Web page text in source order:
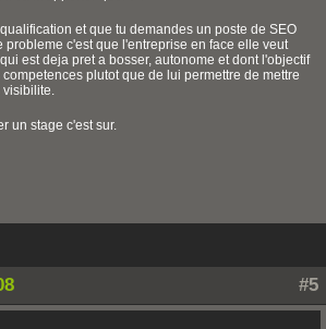
et que tu demandes un poste de SEO
c'est que l'entreprise en face elle veut
est deja pret a bosser, autonome et dont l'objectif
plutot que de lui permettre de mettre
visibilite.
un stage c'est sur.
#5